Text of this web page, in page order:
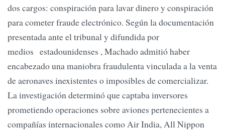
dos cargos: conspiración para lavar dinero y conspiración
para cometer fraude electrónico. Según la documentación
presentada ante el tribunal y difundida por
medios estadounidenses , Machado admitió haber
encabezado una maniobra fraudulenta vinculada a la venta
de aeronaves inexistentes o imposibles de comercializar.
La investigación determinó que captaba inversores
prometiendo operaciones sobre aviones pertenecientes a
compañías internacionales como Air India, All Nippon